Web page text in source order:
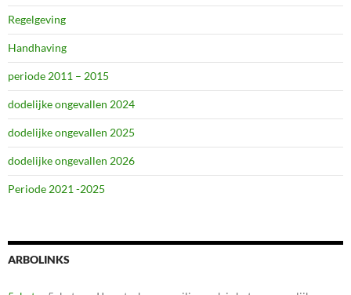
Regelgeving
Handhaving
periode 2011 – 2015
dodelijke ongevallen 2024
dodelijke ongevallen 2025
dodelijke ongevallen 2026
Periode 2021 -2025
ARBOLINKS